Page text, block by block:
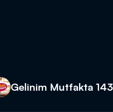
Gelinim Mutfakta